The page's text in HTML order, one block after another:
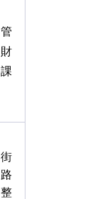
管
財
課
街
路
整